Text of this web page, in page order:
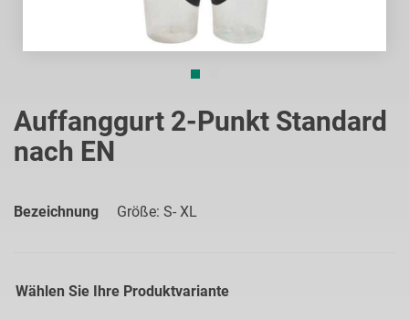
Auffanggurt 2-Punkt Standard
nach EN
Bezeichnung Größe: S- XL
Wählen Sie Ihre Produktvariante
Anfang
der
Bildgalerie